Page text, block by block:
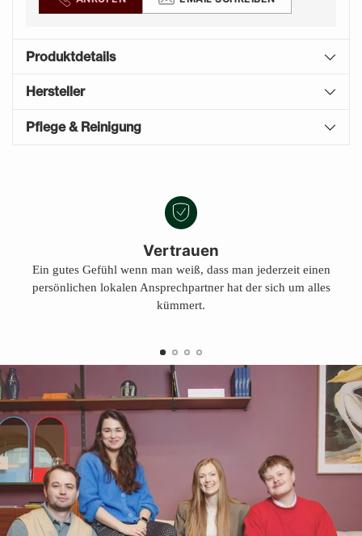
Produktdetails
Hersteller
Pflege & Reinigung
K
A
Vertrauen
Ein gutes Gefühl wenn man weiß, dass man jederzeit einen
persönlichen lokalen Ansprechpartner hat der sich um alles
kümmert.